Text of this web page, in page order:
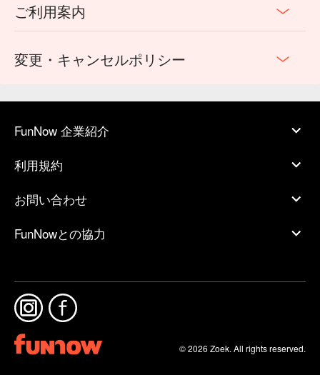
ご利用案内
変更・キャンセルポリシー
FunNow 企業紹介
利用規約
お問い合わせ
FunNowとの協力
© 2026 Zoek. All rights reserved.